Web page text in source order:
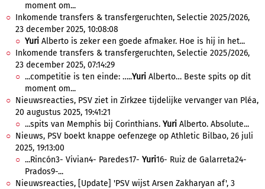
moment om...
Inkomende transfers & transfergeruchten, Selectie 2025/2026,
23 december 2025, 10:08:08
Yuri Alberto is zeker een goede afmaker. Hoe is hij in het...
Inkomende transfers & transfergeruchten, Selectie 2025/2026,
23 december 2025, 07:14:29
...competitie is ten einde: …..Yuri Alberto… Beste spits op dit
moment om...
Nieuwsreacties, PSV ziet in Zirkzee tijdelijke vervanger van Pléa,
20 augustus 2025, 19:41:21
...spits van Memphis bij Corinthians. Yuri Alberto. Absolute...
Nieuws, PSV boekt knappe oefenzege op Athletic Bilbao, 26 juli
2025, 19:13:00
...Rincón3- Vivian4- Paredes17- Yuri16- Ruiz de Galarreta24-
Prados9-...
Nieuwsreacties, [Update] 'PSV wijst Arsen Zakharyan af', 3